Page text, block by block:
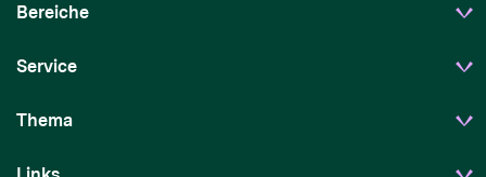
Bereiche
Service
Thema